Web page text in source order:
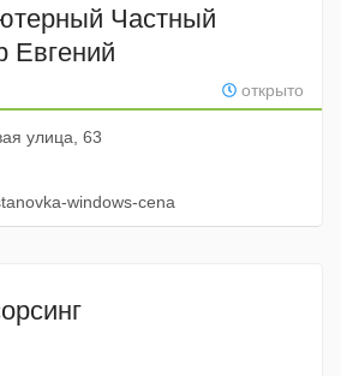
Частный
Евгений
открыто
улица, 63
windows-cena